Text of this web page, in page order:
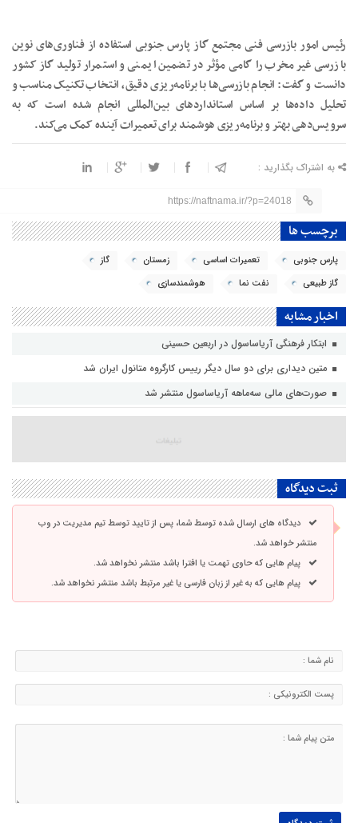
رئیس امور بازرسی فنی مجتمع گاز پارس جنوبی استفاده از فناوری‌های نوین
بازرسی غیرمخرب را گامی مؤثر در تضمین ایمنی و استمرار تولید گاز کشور
دانست و گفت: انجام بازرسی‌ها با برنامه‌ریزی دقیق، انتخاب تکنیک مناسب و
تحلیل داده‌ها بر اساس استانداردهای بین‌المللی انجام شده است که به
سرویس‌دهی بهتر و برنامه‌ریزی هوشمند برای تعمیرات آینده کمک می‌کند.
به اشتراک بگذارید :
https://naftnama.ir/?p=24018
برچسب ها
پارس جنوبی تعمیرات اساسی زمستان
گاز
گاز طبیعی
نفت نما هوشمندسازی
اخبار مشابه
ابتکار فرهنگی آریاساسول در اربعین حسینی
متین دیداری برای دو سال دیگر رییس کارگروه متانول ایران شد
صورت‌های مالی سه‌ماهه آریاساسول منتشر شد
ثبت دیدگاه
دیدگاه های ارسال شده توسط شما، پس از تایید توسط تیم مدیریت در وب
منتشر خواهد شد.
پیام هایی که حاوی تهمت یا افترا باشد منتشر نخواهد شد.
پیام هایی که به غیر از زبان فارسی یا غیر مرتبط باشد منتشر نخواهد شد.